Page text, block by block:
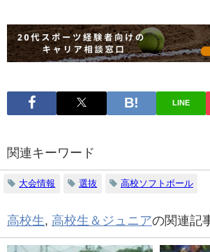
LINE
関連キーワード
大会情報 選抜 高校ソフトボール
高校生 高校生＆ジュニアの関連記